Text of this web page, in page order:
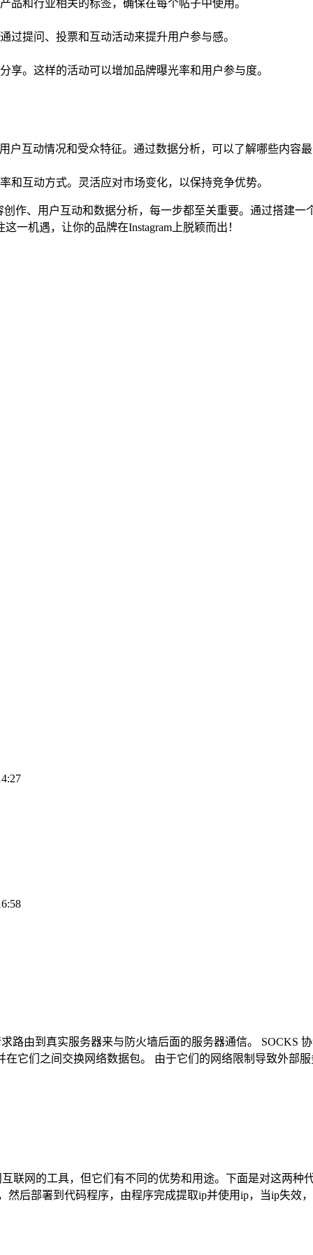
品和行业相关的标签，确保在每个帖子中使用。
过提问、投票和互动活动来提升用户参与感。
。这样的活动可以增加品牌曝光率和用户参与度。
户互动情况和受众特征。通过数据分析，可以了解哪些内容
互动方式。灵活应对市场变化，以保持竞争优势。
作、用户互动和数据分析，每一步都至关重要。通过搭建
一机遇，让你的品牌在Instagram上脱颖而出！
路由到真实服务器来与防火墙后面的服务器通信。 SOCKS
它们之间交换网络数据包。 由于它们的网络限制导致外部
联网的工具，但它们有不同的优势和用途。下面是对这两
然后部署到代码程序，由程序完成提取ip并使用ip，当ip失